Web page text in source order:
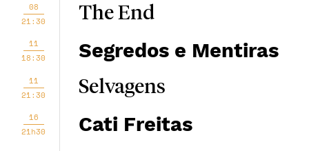
08
21:30
The End
11
18:30
Segredos e Mentiras
11
21:30
Selvagens
16
21h30
Cati Freitas